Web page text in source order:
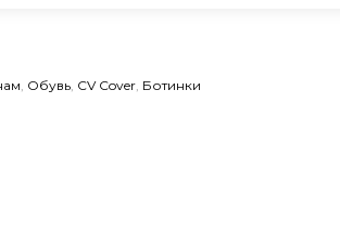
Обувь CV Cover Ботинки